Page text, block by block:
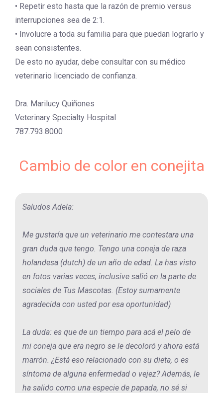
• Repetir esto hasta que la razón de premio versus
interrupciones sea de 2:1.
• Involucre a toda su familia para que puedan lograrlo y
sean consistentes.
De esto no ayudar, debe consultar con su médico
veterinario licenciado de confianza.
Dra. Marilucy Quiñones
Veterinary Specialty Hospital
787.793.8000
Cambio de color en conejita
Saludos Adela:
Me gustaría que un veterinario me contestara una
gran duda que tengo. Tengo una coneja de raza
holandesa (dutch) de un año de edad. La has visto
en fotos varias veces, inclusive salió en la parte de
sociales de Tus Mascotas. (Estoy sumamente
agradecida con usted por esa oportunidad)
La duda: es que de un tiempo para acá el pelo de
mi coneja que era negro se le decoloró y ahora está
marrón. ¿Está eso relacionado con su dieta, o es
síntoma de alguna enfermedad o vejez? Además, le
ha salido como una especie de papada, no sé si